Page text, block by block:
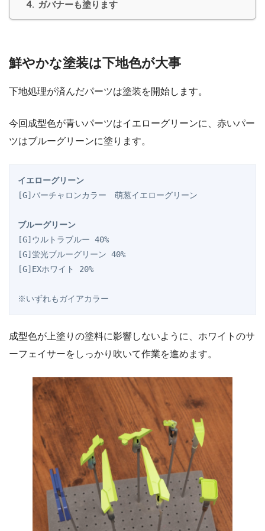
4. ガバナーも塗ります
鮮やかな塗装は下地色が大事
下地処理が済んだパーツは塗装を開始します。
今回成型色が青いパーツはイエローグリーンに、赤いパー
ツはブルーグリーンに塗ります。
イエローグリーン
[G]バーチャロンカラー　萌葱イエローグリーン
ブルーグリーン
[G]ウルトラブルー 40%
[G]蛍光ブルーグリーン 40%
[G]EXホワイト 20%
※いずれもガイアカラー
成型色が上塗りの塗料に影響しないように、ホワイトのサ
ーフェイサーをしっかり吹いて作業を進めます。